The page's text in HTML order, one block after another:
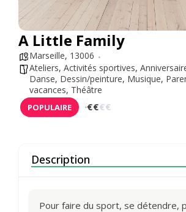
A Little Family
Marseille, 13006
Ateliers, Activités sportives,
Danse, Dessin/peinture, Musique,
vacances, Théâtre
POPULAIRE €€€€
Description
Pour faire du sport, se détendre,